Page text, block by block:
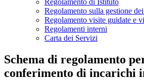
Regolamento di Istituto
Regolamento sulla gestione
Regolamento visite guidate e
Regolamenti interni
Carta dei Servizi
Schema di regolamento
conferimento di incarichi